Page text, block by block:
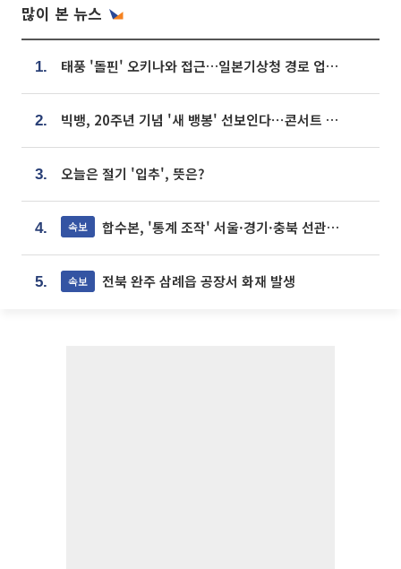
많이 본 뉴스
1. 태풍 '돌핀' 오키나와 접근…일본기상청 경로 업데이트
2. 빅뱅, 20주년 기념 '새 뱅봉' 선보인다⋯콘서트 앞두고 팝업 개최
3. 오늘은 절기 '입추', 뜻은?
4. 속보 합수본, '통계 조작' 서울·경기·충북 선관위 등 추가 압수수색
5. 속보 전북 완주 삼례읍 공장서 화재 발생